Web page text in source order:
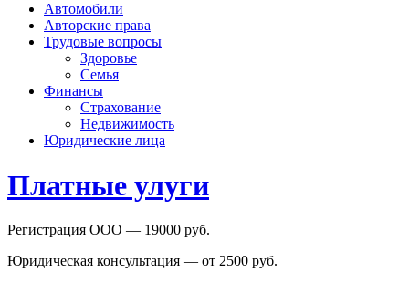
Автомобили
Авторские права
Трудовые вопросы
Здоровье
Семья
Финансы
Страхование
Недвижимость
Юридические лица
Платные улуги
Регистрация ООО — 19000 руб.
Юридическая консультация — от 2500 руб.